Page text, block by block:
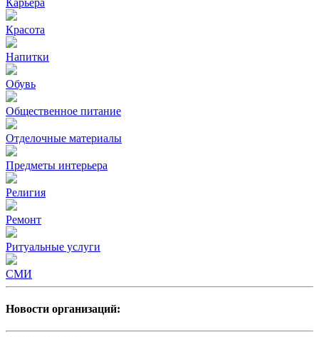
Красота
Напитки
Обувь
Общественное питание
Отделочные материалы
Предметы интерьера
Религия
Ремонт
Ритуальные услуги
СМИ
Новости организаций: